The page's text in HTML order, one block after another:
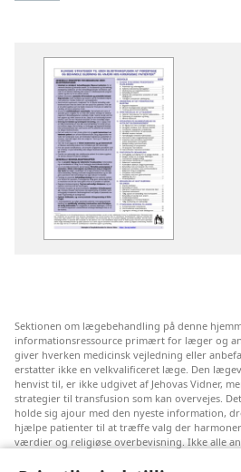
Sektionen om lægebehandling på denne
informationsressource primært for læger og
giver hverken medicinsk vejledning eller
erstatter ikke en velkvalificeret læge. Den
henvist til, er ikke udgivet af Jehovas Vidner,
strategier til transfusion som kan overvejes.
holde sig ajour med den nyeste information,
hjælpe patienter til at træffe valg der
værdier og religiøse overbevisning. Ikke alle